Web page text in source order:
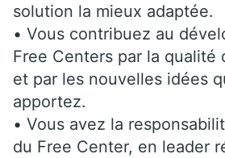
solution la mieux adaptée.
• Vous contribuez au
Free Centers par la qualité
et par les nouvelles idées
apportez.
• Vous avez la
du Free Center, en leader